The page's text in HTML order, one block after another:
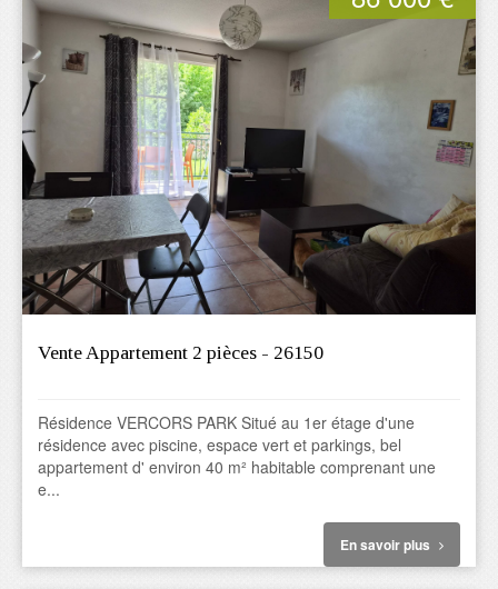
Vente Appartement 2 pièces - 26150
Résidence VERCORS PARK Situé au 1er étage d'une
résidence avec piscine, espace vert et parkings, bel
appartement d' environ 40 m² habitable comprenant une
e...
En savoir plus